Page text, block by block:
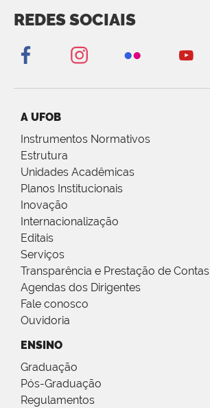
REDES SOCIAIS
A UFOB
Instrumentos Normativos
Estrutura
Unidades Acadêmicas
Planos Institucionais
Inovação
Internacionalização
Editais
Serviços
Transparência e Prestação de Contas
Agendas dos Dirigentes
Fale conosco
Ouvidoria
ENSINO
Graduação
Pós-Graduação
Regulamentos